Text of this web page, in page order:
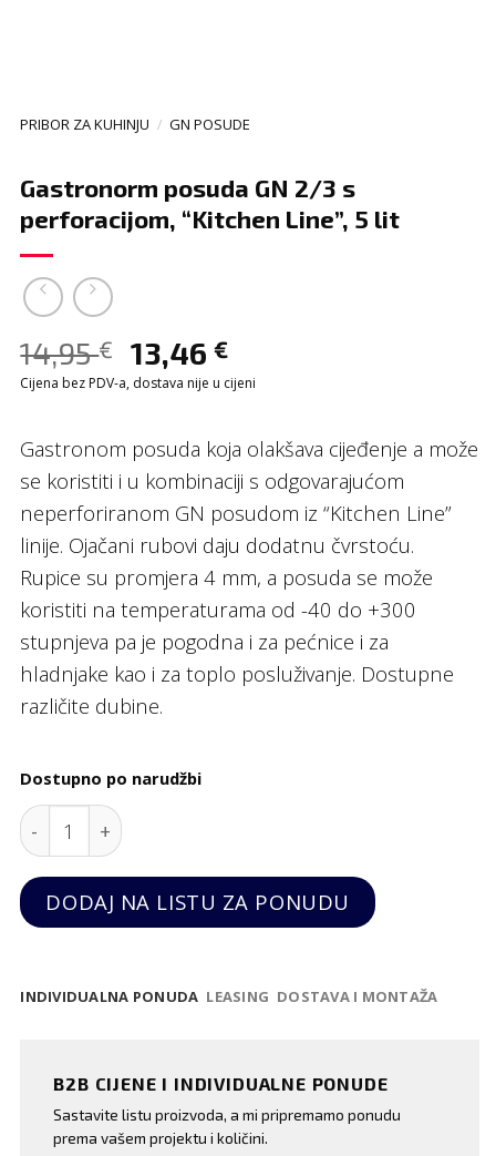
PRIBOR ZA KUHINJU / GN POSUDE
Gastronorm posuda GN 2/3 s
perforacijom, “Kitchen Line”, 5 lit
14,95€ 13,46 €
Cijena bez PDV-a, dostava nije u cijeni
Gastronom posuda koja olakšava cijeđenje a može
se koristiti i u kombinaciji s odgovarajućom
neperforiranom GN posudom iz “Kitchen Line”
linije. Ojačani rubovi daju dodatnu čvrstoću.
Rupice su promjera 4 mm, a posuda se može
koristiti na temperaturama od -40 do +300
stupnjeva pa je pogodna i za pećnice i za
hladnjake kao i za toplo posluživanje. Dostupne
različite dubine.
Dostupno po narudžbi
Gastronorm posuda GN 2/3 s perforacijom,
DODAJ NA LISTU ZA PONUDU
INDIVIDUALNA PONUDA LEASING DOSTAVA I MONTAŽA
B2B CIJENE I INDIVIDUALNE PONUDE
Sastavite listu proizvoda, a mi pripremamo ponudu
prema vašem projektu i količini.